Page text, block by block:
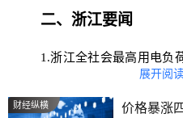
二、浙江要闻
1.浙江全社会最高用电负
以来全省用电负荷新高。此
夏以来首次“破亿”，较去年提
展开阅
财经纵横
价格暴涨